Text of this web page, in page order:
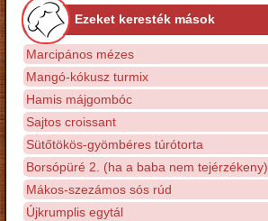
Ezeket keresték mások
Marcipános mézes
Mangó-kókusz turmix
Hamis májgombóc
Sajtos croissant
Sütőtökös-gyömbéres túrótorta
Borsópüré 2. (ha a baba nem tejérzékeny)
Mákos-szezámos sós rúd
Újkrumplis egytál